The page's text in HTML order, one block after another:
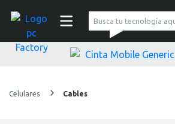
pc Factory
Celulares Cables